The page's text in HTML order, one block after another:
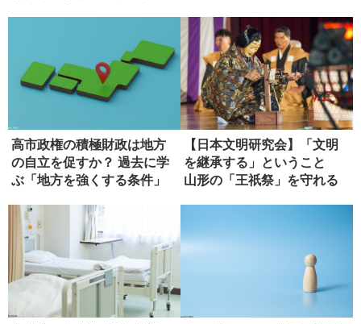
高市政権の積極財政は地方
の自立を促すか？ 過去に学
ぶ「地方を強くする条件」
【日本文明研究会】「文明
を継承する」ということ
山形の「王祇祭」を守れる